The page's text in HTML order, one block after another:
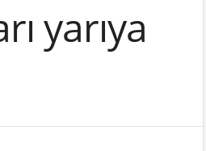
yarıya